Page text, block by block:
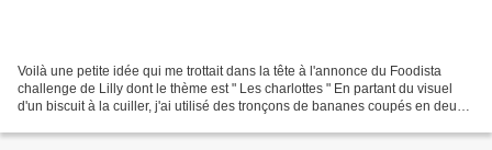
Voilà une petite idée qui me trottait dans la tête à l'annonce du Foodista
challenge de Lilly dont le thème est " Les charlottes " En partant du visuel
d'un biscuit à la cuiller, j'ai utilisé des tronçons de bananes coupés en deux